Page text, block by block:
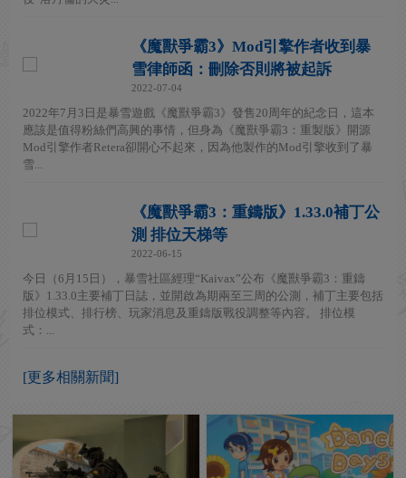
《魔獸爭霸3》Mod引擎作者收到暴
雪律師函：刪除否則將被起訴
2022-07-04
2022年7月3日是暴雪遊戲《魔獸爭霸3》發售20周年的紀念日，這本
應該是值得粉絲們高興的事情，但身為《魔獸爭霸3：重製版》開源
Mod引擎作者Retera卻開心不起來，因為他製作的Mod引擎收到了暴
雪...
《魔獸爭霸3：重鑄版》1.33.0補丁公
測 排位天梯等
2022-06-15
今日（6月15日），暴雪社區經理“Kaivax”公布《魔獸爭霸3：重鑄
版》1.33.0主要補丁日誌，並開啟為期兩至三周的公測，補丁主要包括
排位模式、排行榜、玩家消息及重鑄版戰役調整等內容。 排位模
式：...
[更多相關新聞]